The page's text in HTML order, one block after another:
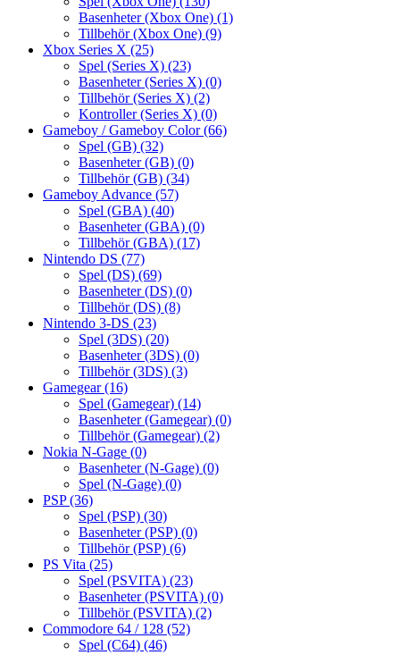
Basenheter (Xbox One) (1)
Tillbehör (Xbox One) (9)
Xbox Series X (25)
Spel (Series X) (23)
Basenheter (Series X) (0)
Tillbehör (Series X) (2)
Kontroller (Series X) (0)
Gameboy / Gameboy Color(66)
Spel (GB) (32)
Basenheter (GB) (0)
Tillbehör (GB) (34)
Gameboy Advance (57)
Spel (GBA) (40)
Basenheter (GBA) (0)
Tillbehör (GBA) (17)
Nintendo DS (77)
Spel (DS) (69)
Basenheter (DS) (0)
Tillbehör (DS) (8)
Nintendo 3-DS (23)
Spel (3DS) (20)
Basenheter (3DS) (0)
Tillbehör (3DS) (3)
Gamegear(16)
Spel (Gamegear) (14)
Basenheter (Gamegear) (0)
Tillbehör (Gamegear) (2)
Nokia N-Gage (0)
Basenheter (N-Gage) (0)
Spel (N-Gage) (0)
PSP(36)
Spel (PSP) (30)
Basenheter (PSP) (0)
Tillbehör (PSP) (6)
PS Vita (25)
Spel (PSVITA) (23)
Basenheter (PSVITA) (0)
Tillbehör (PSVITA) (2)
Commodore 64 / 128 (52)
Spel (C64) (46)